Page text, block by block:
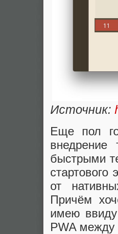
Источник:
Еще пол
внедрение
быстрыми
от
Причём
имею
PWA